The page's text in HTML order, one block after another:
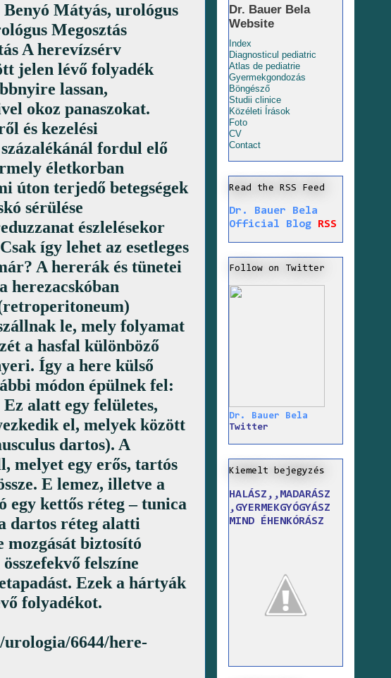
Mátyás, urológus
Megosztás
A herevízsérv
jelen lévő folyadék
lassan,
okoz panaszokat.
és kezelési
fordul elő
életkorban
úton terjedő betegségek
sérülése
észlelésekor
így lehet az esetleges
A hererák és tünetei
herezacskóban
le, mely folyamat
a hasfal különböző
Így a here külső
módon épülnek fel:
alatt egy felületes,
el, melyek között
dartos). A
melyet egy erős, tartós
E lemez, illetve a
egy kettős réteg – tunica
dartos réteg alatti
mozgását biztosító
felszíne
Ezek a hártyák
folyadékot.
6644/here-
Dr. Bauer Bela
Website
Index
Diagnosticul pediatric
Atlas de pediatrie
Gyermekgondozás
Böngésző
Studii clinice
Közéleti Írások
Foto
CV
Contact
Read the RSS Feed
Dr. Bauer Bela
Official Blog
RSS
Follow on Twitter
Dr. Bauer Bela
Twitter
Kiemelt bejegyzés
HALÁSZ,,MADARÁSZ
,GYERMEKGYÓGYÁSZ
MIND ÉHENKÓRÁSZ